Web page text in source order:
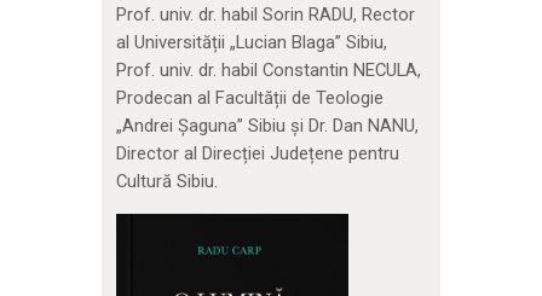
Prof. univ. dr. habil Sorin RADU, Rector
al Universității „Lucian Blaga” Sibiu,
Prof. univ. dr. habil Constantin NECULA,
Prodecan al Facultății de Teologie
„Andrei Șaguna” Sibiu și Dr. Dan NANU,
Director al Direcției Județene pentru
Cultură Sibiu.